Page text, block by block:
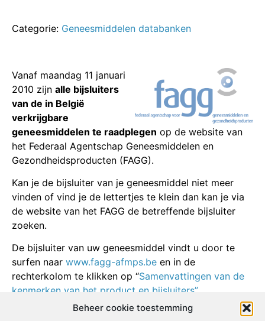
Beheer cookie toestemming
Categorie: Geneesmiddelen databanken
Vanaf maandag 11 januari
2010 zijn alle bijsluiters
van de in België
verkrijgbare
geneesmiddelen te raadplegen op de website van
het Federaal Agentschap Geneesmiddelen en
Gezondheidsproducten (FAGG).
Kan je de bijsluiter van je geneesmiddel niet meer
vinden of vind je de lettertjes te klein dan kan je via
de website van het FAGG de betreffende bijsluiter
zoeken.
De bijsluiter van uw geneesmiddel vindt u door te
surfen naar www.fagg-afmps.be en in de
rechterkolom te klikken op “Samenvattingen van de
kenmerken van het product en bijsluiters”.
zoekopdracht ingeven.